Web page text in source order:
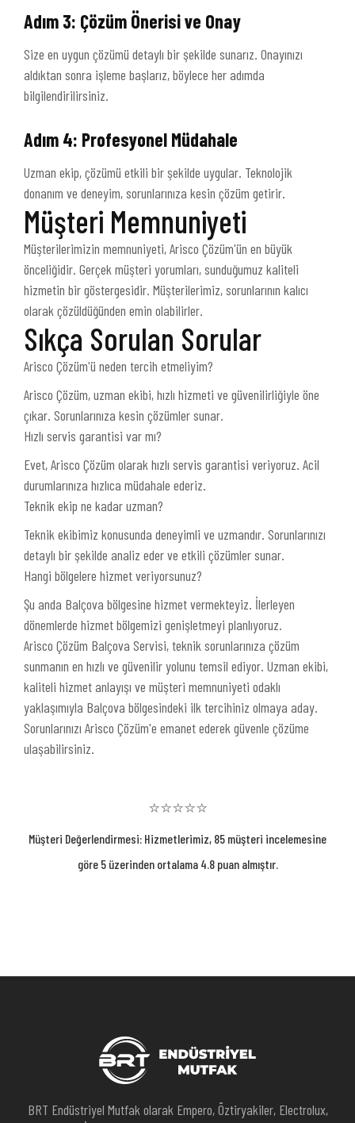
Adım 3: Çözüm Önerisi ve Onay
Size en uygun çözümü detaylı bir şekilde sunarız. Onayınızı
aldıktan sonra işleme başlarız, böylece her adımda
bilgilendirilirsiniz.
Adım 4: Profesyonel Müdahale
Uzman ekip, çözümü etkili bir şekilde uygular. Teknolojik
donanım ve deneyim, sorunlarınıza kesin çözüm getirir.
Müşteri Memnuniyeti
Müşterilerimizin memnuniyeti, Arisco Çözüm'ün en büyük
önceliğidir. Gerçek müşteri yorumları, sunduğumuz kaliteli
hizmetin bir göstergesidir. Müşterilerimiz, sorunlarının kalıcı
olarak çözüldüğünden emin olabilirler.
Sıkça Sorulan Sorular
Arisco Çözüm'ü neden tercih etmeliyim?
Arisco Çözüm, uzman ekibi, hızlı hizmeti ve güvenilirliğiyle öne
çıkar. Sorunlarınıza kesin çözümler sunar.
Hızlı servis garantisi var mı?
Evet, Arisco Çözüm olarak hızlı servis garantisi veriyoruz. Acil
durumlarınıza hızlıca müdahale ederiz.
Teknik ekip ne kadar uzman?
Teknik ekibimiz konusunda deneyimli ve uzmandır. Sorunlarınızı
detaylı bir şekilde analiz eder ve etkili çözümler sunar.
Hangi bölgelere hizmet veriyorsunuz?
Şu anda Balçova bölgesine hizmet vermekteyiz. İlerleyen
dönemlerde hizmet bölgemizi genişletmeyi planlıyoruz.
Arisco Çözüm Balçova Servisi, teknik sorunlarınıza çözüm
sunmanın en hızlı ve güvenilir yolunu temsil ediyor. Uzman ekibi,
kaliteli hizmet anlayışı ve müşteri memnuniyeti odaklı
yaklaşımıyla Balçova bölgesindeki ilk tercihiniz olmaya aday.
Sorunlarınızı Arisco Çözüm'e emanet ederek güvenle çözüme
ulaşabilirsiniz.
⭐⭐⭐⭐⭐
Müşteri Değerlendirmesi: Hizmetlerimiz, 85 müşteri incelemesine
göre 5 üzerinden ortalama 4.8 puan almıştır.
BRT Endüstriyel Mutfak olarak Empero, Öztiryakiler, Electrolux,